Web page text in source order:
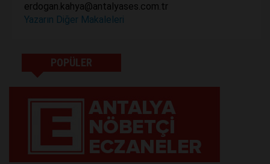
erdogan.kahya@antalyases.com.tr
Yazarın Diğer Makaleleri
POPÜLER